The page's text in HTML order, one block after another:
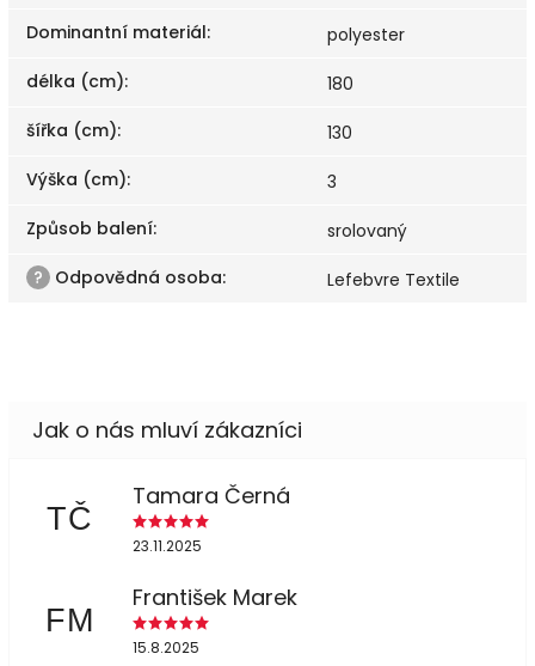
Dominantní materiál:
polyester
délka (cm):
180
šířka (cm):
130
Výška (cm):
3
Způsob balení:
srolovaný
? Odpovědná osoba: Lefebvre Textile
TČ
Tamara Černá
23.11.2025
FM
František Marek
15.8.2025